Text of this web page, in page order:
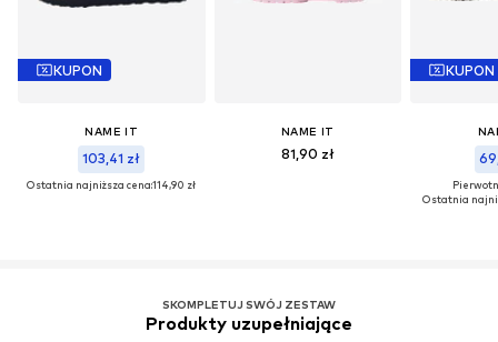
KUPON
NAME IT
103,41 zł
Ostatnia najniższa cena:114,90 zł
NAME IT
81,90 zł
KUPON
Ostatnia
SKOMPLETUJ SWÓJ ZESTAW
Produkty uzupełniające